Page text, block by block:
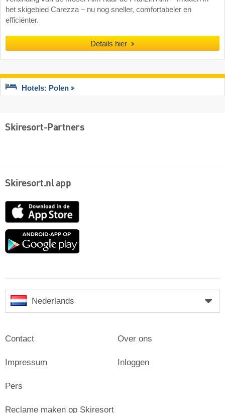
het skigebied Carezza – nu nog sneller, comfortabeler en
efficiënter.
Details hier
Hotels: Polen
Skiresort-Partners
Skiresort.nl app
App
Google
Nederlands
Contact
Impressum
Pers
Over ons
Inloggen
Reclame maken op Skiresort